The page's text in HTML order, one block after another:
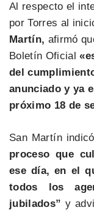
Al respecto el
por Torres al
Martín, afirmó
Boletín Oficial
del
anunciado y ya
próximo 18 de
San Martín
proceso que
ese día, en el
todos los
jubilados” y